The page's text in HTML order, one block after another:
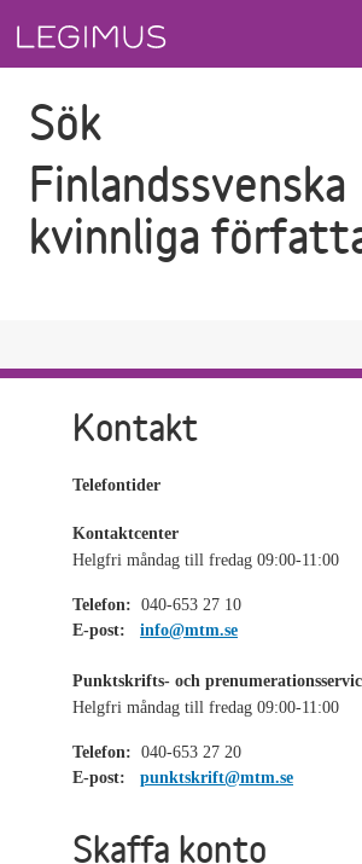
Sök
Finlandssvenska
kvinnliga
Kontakt
Telefontider
Kontaktcenter
Helgfri måndag till fredag 09:00-11:00
Telefon: 040-653 27 10
E-post:
info@mtm.se
Punktskrifts- och
Helgfri måndag till fredag 09:00-11:00
Telefon: 040-653 27 20
E-post:
punktskrift@mtm.se
Skaffa konto